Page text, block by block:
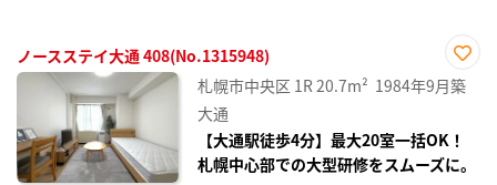
ノースステイ大通 408(No.1315948)
お気
に入
札幌市中央区 1R20.7m² 1984年9月築
大通
【大通駅徒歩4分】最大20室一括OK！
札幌中心部での大型研修をスムーズに。